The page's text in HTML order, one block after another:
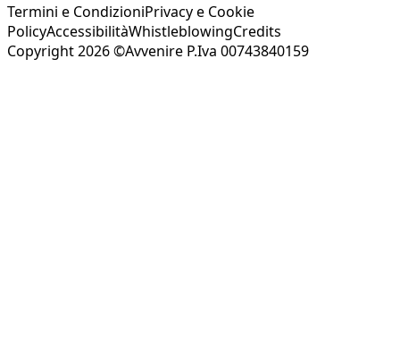
Termini e CondizioniPrivacy e Cookie
PolicyAccessibilitàWhistleblowingCredits
Copyright 2026 ©Avvenire P.Iva 00743840159